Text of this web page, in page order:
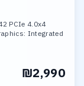
PCIe 4.0x4
Integrated
₪2,990